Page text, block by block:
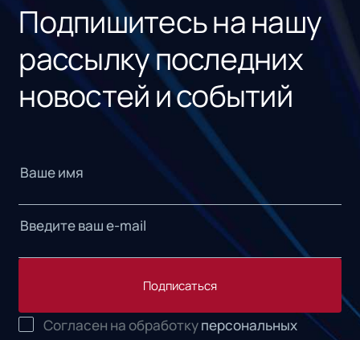
Подпишитесь на нашу
рассылку последних
новостей и событий
Подписаться
Согласен на обработкуперсональных